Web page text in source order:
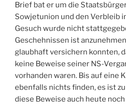
Brief bat er um die
Sowjetunion und den Verbleib
Gesuch wurde nicht
Geschehnissen ist
glaubhaft versichern konnten,
keine Beweise seiner NS-
vorhanden waren. Bis auf eine
ebenfalls nichts finden, es ist
diese Beweise auch heute